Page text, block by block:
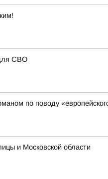
СВО
по поводу
и Московской области